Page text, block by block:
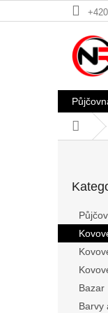
na
Domů
a
n
Bazar
Barvy